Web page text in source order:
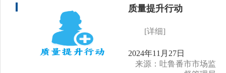
质量提升行动
[详细]
2024年11月27日
来源：吐鲁番市市场监